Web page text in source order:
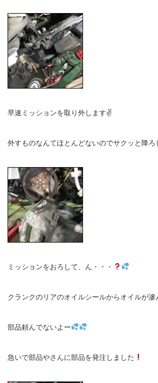
早速ミッションを取り外します✌️
外すものなんてほとんどないのでサクッと降ろ
ミッションをおろして、ん・・・
クランクのリアのオイルシールからオイルが滲
部品頼んでないよー
急いで部品やさんに部品を発注しました